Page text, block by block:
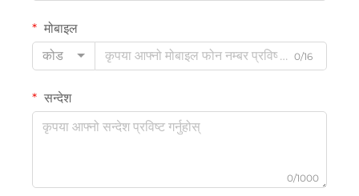
मोबाइल
कोड
0/16
सन्देश
0/1000